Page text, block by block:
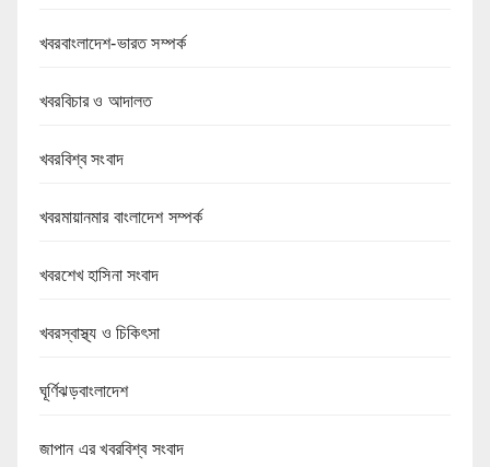
খবরবাংলাদেশ-ভারত সম্পর্ক
খবরবিচার ও আদালত
খবরবিশ্ব সংবাদ
খবরমায়ানমার বাংলাদেশ সম্পর্ক
খবরশেখ হাসিনা সংবাদ
খবরস্বাস্থ্য ও চিকিৎসা
ঘূর্ণিঝড়বাংলাদেশ
জাপান এর খবরবিশ্ব সংবাদ